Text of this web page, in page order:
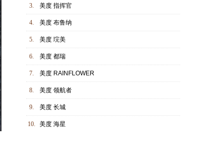
3. 美度 指挥官
4. 美度 布鲁纳
5. 美度 琓美
6. 美度 都瑞
7. 美度 RAINFLOWER
8. 美度 领航者
9. 美度 长城
10. 美度 海星